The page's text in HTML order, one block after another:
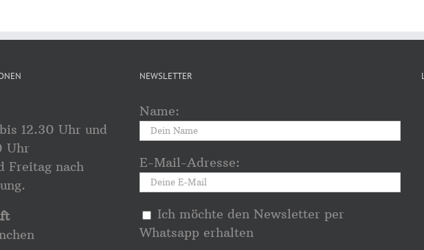
12.30 Uhr und
Uhr
Freitag nach
NEWSLETTER
Name:
E-Mail-Adresse:
Ich möchte den Newsletter per
Whatsapp erhalten